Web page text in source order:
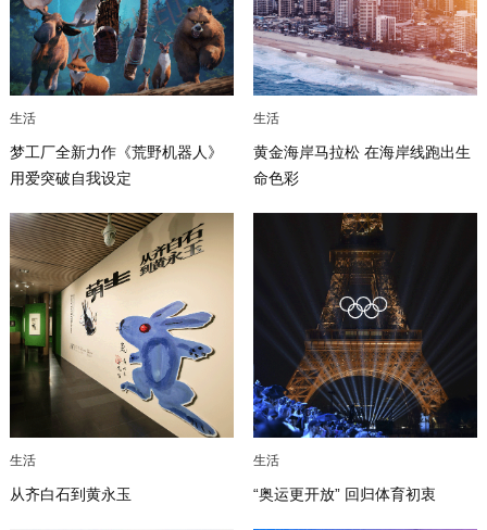
生活
梦工厂全新力作《荒野机器人》
用爱突破自我设定
生活
黄金海岸马拉松 在海岸线跑出生
命色彩
生活
从齐白石到黄永玉
生活
“奥运更开放” 回归体育初衷